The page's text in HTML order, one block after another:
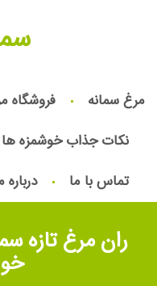
مرغ سمانه
فروشگاه
نکات جذاب خوشمزه ها
تماس با ما
درباره
ران مرغ تازه